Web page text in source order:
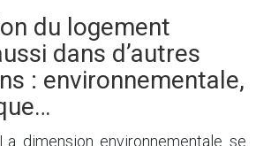
du logement
dans d’autres
: environnementale,
dimension environnementale se